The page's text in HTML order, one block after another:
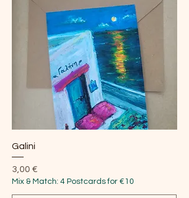
Galini
Preis
3,00 €
Mix & Match: 4 Postcards for €10